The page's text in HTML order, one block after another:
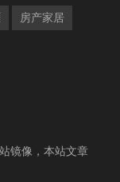
房产家居
镜像，本站文章